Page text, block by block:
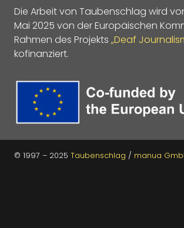
Die Arbeit von Taubenschlag wird
Mai 2025 von der Europäischen
Rahmen des Projekts „Deaf
kofinanziert.
© 1997 – 2025 Taubenschlag / manua